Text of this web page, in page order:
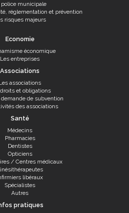
police municipale
réglementation et prévention
risques majeurs
Economie
économique
Les entreprises
Associations
associations
et obligations
demande de subvention
des associations
Santé
Médecins
Pharmacies
Dentistes
Opticiens
/ Centres médicaux
libéraux
Spécialistes
Autres
pratiques